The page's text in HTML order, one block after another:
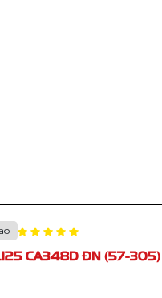
CA348D ĐN (57-305)